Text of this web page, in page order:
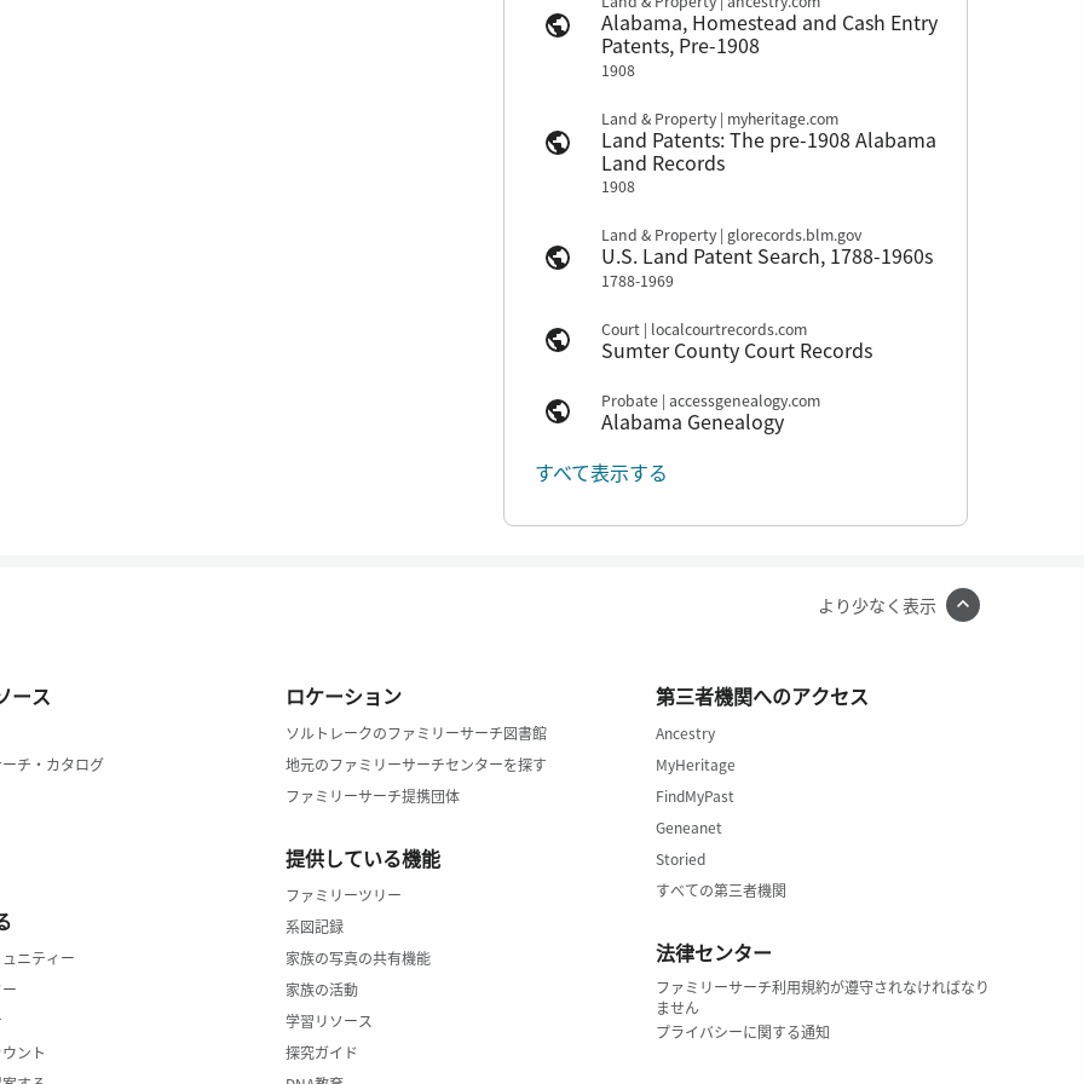
Alabama, Homestead and Cash Entry
Patents, Pre-1908
1908
Land & Property | myheritage.com
Land Patents: The pre-1908 Alabama
Land Records
1908
Land & Property | glorecords.blm.gov
U.S. Land Patent Search, 1788-1960s
1788-1969
Court | localcourtrecords.com
Sumter County Court Records
Probate | accessgenealogy.com
Alabama Genealogy
すべて表示する
より少なく表示
ース
チ・カタログ
ニティー
ント
ロケーション
ソルトレークのファミリーサーチ図書館
地元のファミリーサーチセンターを探す
ファミリーサーチ提携団体
提供している機能
ファミリーツリー
系図記録
家族の写真の共有機能
家族の活動
学習リソース
探究ガイド
第三者機関へのアクセス
Ancestry
MyHeritage
FindMyPast
Geneanet
Storied
すべての第三者機関
法律センター
ファミリーサーチ利用規約が遵守されなければなり
ません
プライバシーに関する通知